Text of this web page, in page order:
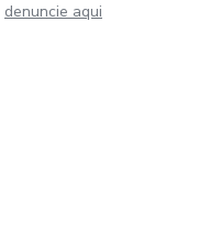
denuncie aqui